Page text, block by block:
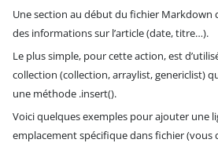
Une section au début du fichier Markdown
des informations sur l’article (date, titre…).
Le plus simple, pour cette action, est
collection (collection, arraylist, genericlist)
une méthode .insert().
Voici quelques exemples pour ajouter une
emplacement spécifique dans fichier (vous